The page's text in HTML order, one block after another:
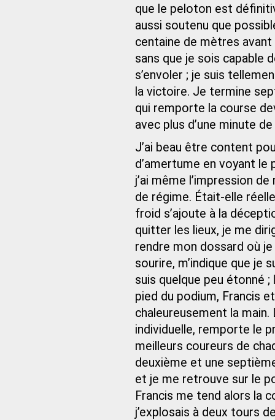
que le peloton est
aussi soutenu que
centaine de mètres
sans que je sois capable
s’envoler ; je suis
la victoire. Je termine
qui remporte la course
avec plus d’une minute
J’ai beau être content
d’amertume en voyant le
j’ai même l’impression
de régime. Était-elle
froid s’ajoute à la
quitter les lieux, je me
rendre mon dossard où
sourire, m’indique que je
suis quelque peu étonné
pied du podium, Francis
chaleureusement la
individuelle, remporte le
meilleurs coureurs de
deuxième et une
et je me retrouve sur le
Francis me tend alors la
j’explosais à deux tours